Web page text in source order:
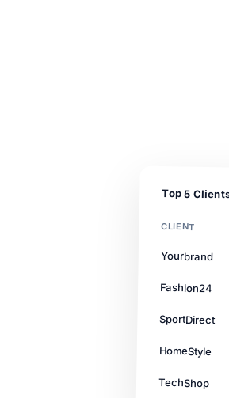
Top 5
CLIENT
Yourbrand
Fashion24
SportDirect
HomeStyle
TechShop